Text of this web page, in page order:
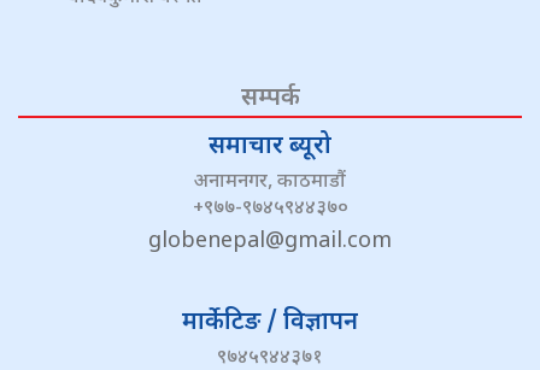
सम्पर्क
समाचार ब्यूरो
अनामनगर, काठमाडौं
+९७७-९७४५९४४३७०
globenepal@gmail.com
मार्केटिङ / विज्ञापन
९७४५९४४३७१